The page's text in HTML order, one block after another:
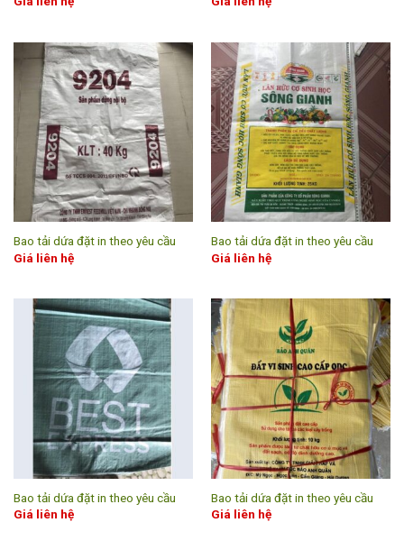
Bao tải dứa đặt in theo yêu cầu
Giá liên hệ
Bao tải dứa đặt in theo yêu cầu
Giá liên hệ
Bao tải dứa đặt in theo yêu cầu
Giá liên hệ
Bao tải dứa đặt in theo yêu cầu
Giá liên hệ